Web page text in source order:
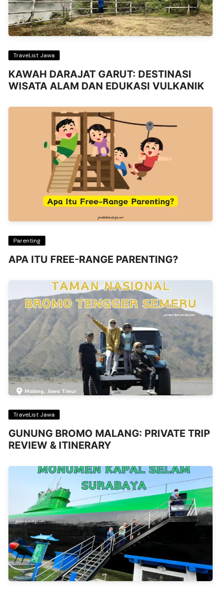
TraveList Jawa
KAWAH DARAJAT GARUT: DESTINASI
WISATA ALAM DAN EDUKASI VULKANIK
Parenting
APA ITU FREE-RANGE PARENTING?
TraveList Jawa
GUNUNG BROMO MALANG: PRIVATE TRIP
REVIEW & ITINERARY